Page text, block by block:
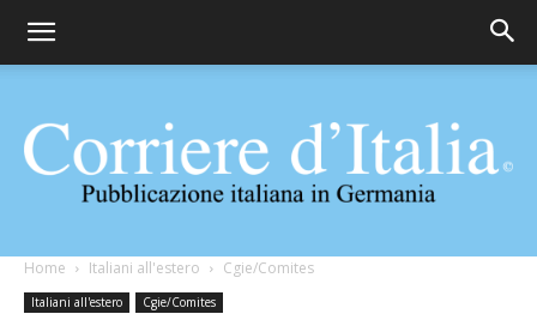
Corriere
Home Italiani all'estero Cgie/Comites
Italiani all'estero Cgie/Comites